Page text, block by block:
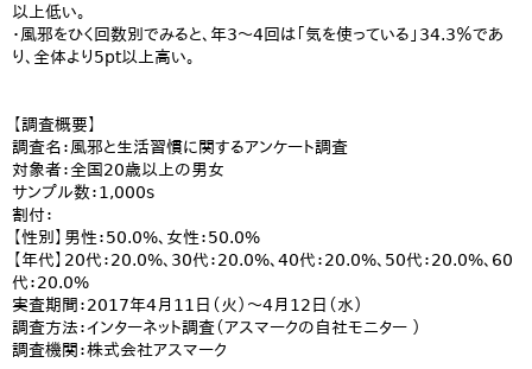
以上低い。
・風邪をひく回数別でみると、年3～4回は「気を使っている」34.3％であ
り、全体より5pt以上高い。
【調査概要】
調査名：風邪と生活習慣に関するアンケート調査
対象者：全国20歳以上の男女
サンプル数：1,000s
割付：
【性別】男性：50.0%、女性：50.0%
【年代】20代：20.0%、30代：20.0%、40代：20.0%、50代：20.0%、60
代：20.0%
実査期間：2017年4月11日（火）～4月12日（水）
調査方法：インターネット調査（アスマークの自社モニター ）
調査機関：株式会社アスマーク